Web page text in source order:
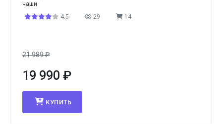
чаши
4.5 29 14
21 989₽
19 990 ₽
КУПИТЬ